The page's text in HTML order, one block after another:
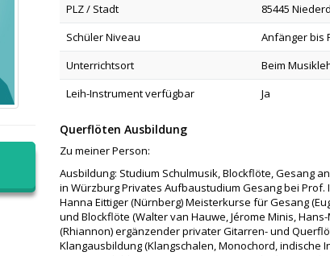
PLZ / Stadt
85445
Schüler Niveau
Anfänger bis
Unterrichtsort
Beim
Leih-Instrument verfügbar
Ja
Querflöten Ausbildung
Zu meiner Person:
Ausbildung: Studium Schulmusik, Blockflöte, Gesang
in Würzburg Privates Aufbaustudium Gesang bei Prof.
Hanna Eittiger (Nürnberg) Meisterkurse für Gesang
und Blockflöte (Walter van Hauwe, Jérome Minis,
(Rhiannon) ergänzender privater Gitarren- und
Klangausbildung (Klangschalen, Monochord, indische